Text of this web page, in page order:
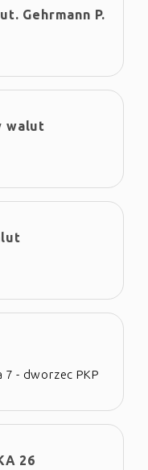
Gehrmann P.
walut
- dworzec PKP
26